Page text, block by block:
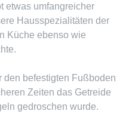
etwas umfangreicher
Hausspezialitäten der
Küche ebenso wie
den befestigten Fußboden
Zeiten das Getreide
gedroschen wurde.